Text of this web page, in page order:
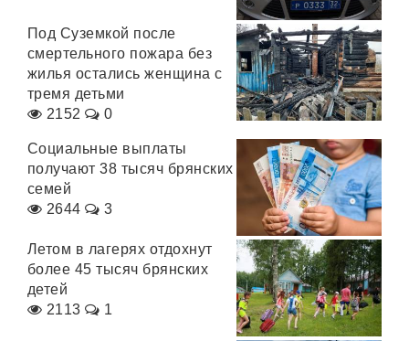
Под Суземкой после
смертельного пожара без
жилья остались женщина с
тремя детьми
2152
0
Социальные выплаты
получают 38 тысяч брянских
семей
2644
3
Летом в лагерях отдохнут
более 45 тысяч брянских
детей
2113
1